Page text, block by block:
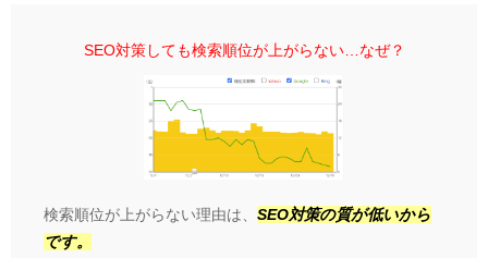
SEO対策しても検索順位が上がらない…なぜ？
検索順位が上がらない理由は、 SEO対策の質が低いから
です。